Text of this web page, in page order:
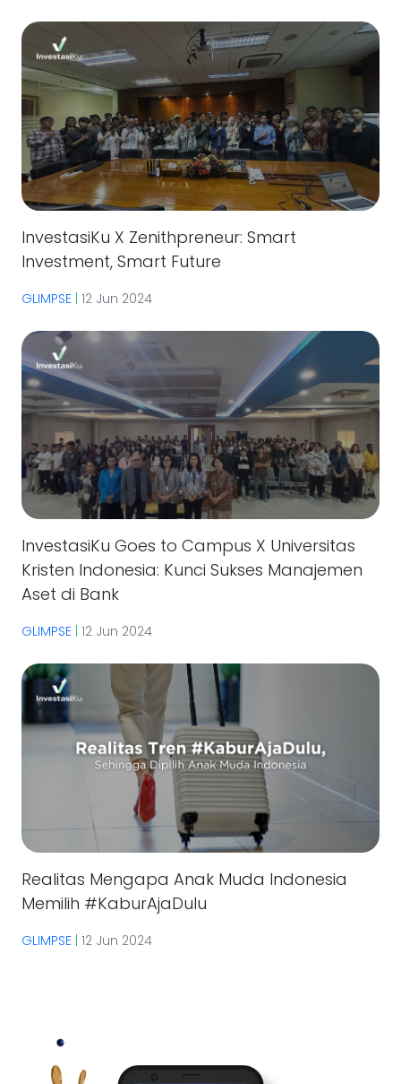
InvestasiKu X Zenithpreneur: Smart
Investment, Smart Future
GLIMPSE | 12 Jun 2024
InvestasiKu Goes to Campus X Universitas
Kristen Indonesia: Kunci Sukses Manajemen
Aset di Bank
GLIMPSE 12 Jun 2024
Realitas Mengapa Anak Muda Indonesia
Memilih #KaburAjaDulu
GLIMPSE | 12 Jun 2024